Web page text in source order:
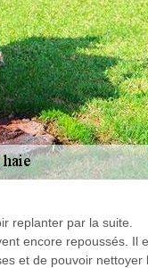
replanter par la suite.
encore repoussés. Il
et de pouvoir nettoyer